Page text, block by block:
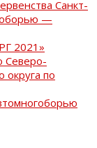
Санкт-
—
2021»
Северо-
округа по